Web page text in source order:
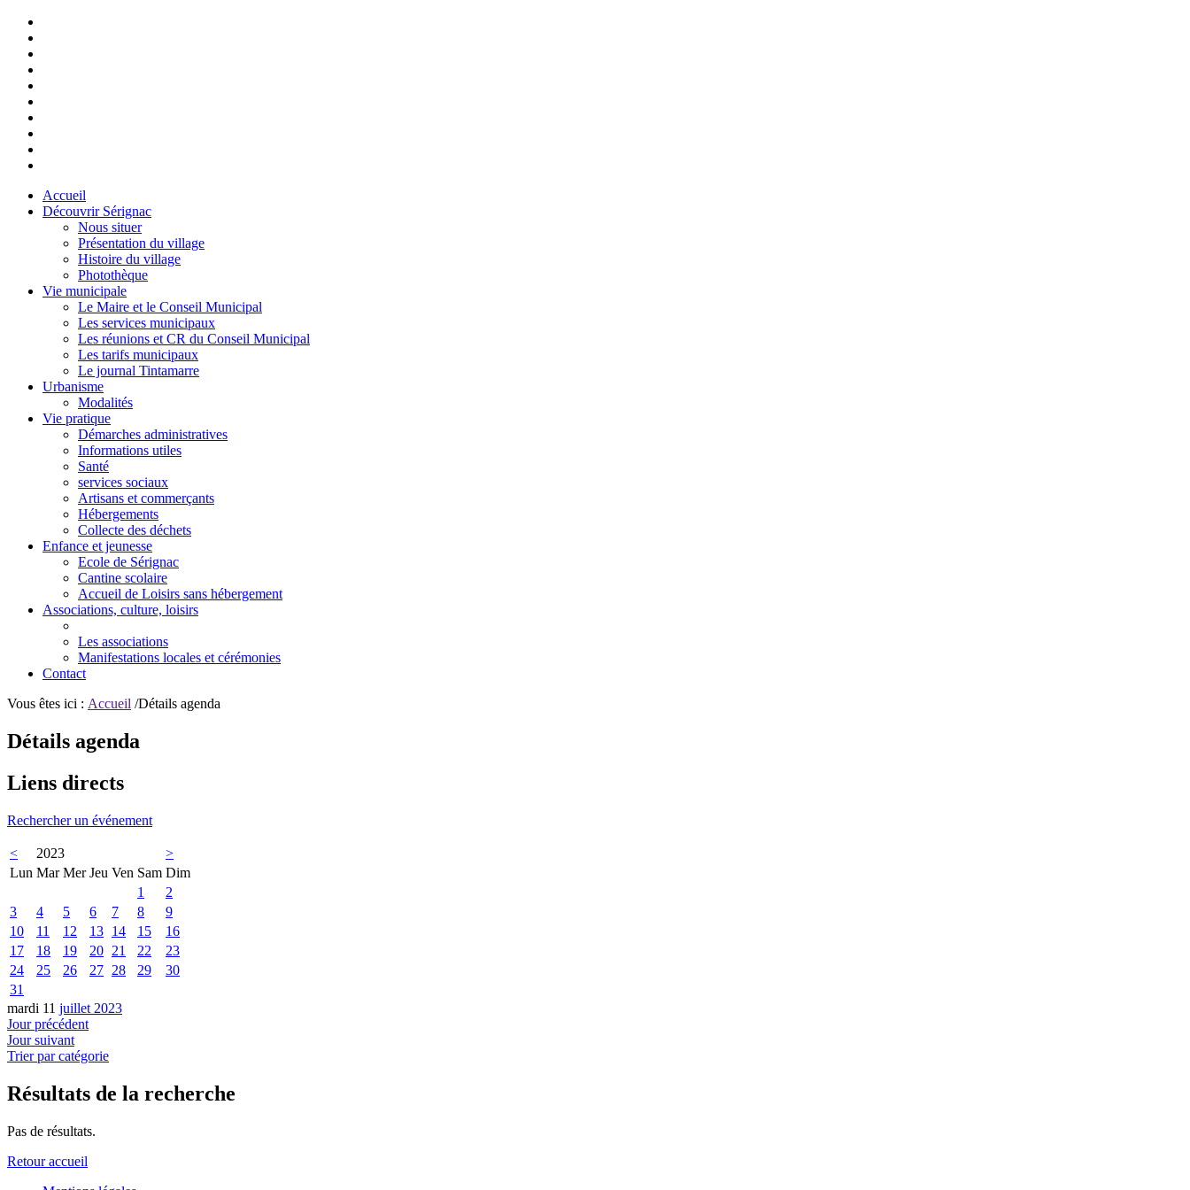
Accueil
Découvrir Sérignac
Nous situer
Présentation du village
Histoire du village
Photothèque
Vie municipale
Le Maire et le Conseil Municipal
Les services municipaux
Les réunions et CR du Conseil Municipal
Les tarifs municipaux
Le journal Tintamarre
Urbanisme
Modalités
Vie pratique
Démarches administratives
Informations utiles
Santé
services sociaux
Artisans et commerçants
Hébergements
Collecte des déchets
Enfance et jeunesse
Ecole de Sérignac
Cantine scolaire
Accueil de Loisirs sans hébergement
Associations, culture, loisirs
Les associations
Manifestations locales et cérémonies
Contact
Vous êtes ici : Accueil /Détails agenda
Détails agenda
Liens directs
Rechercher un événement
< 2023
>
Lun Mar Mer Jeu Ven Sam Dim
1
2
3
4 5 6 7 8
9
10
11 12 13 14 15
16
17
18 19 20 21 22
23
24
25 26 27 28 29
30
31
mardi 11 juillet 2023
Jour précédent
Jour suivant
Trier par catégorie
Résultats de la recherche
Pas de résultats.
Retour accueil